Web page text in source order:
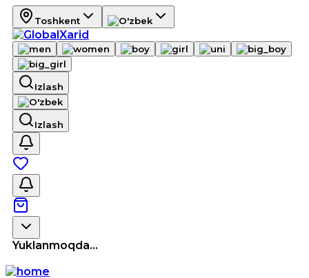
Toshkent
Izlash
Izlash
Yuklanmoqda...